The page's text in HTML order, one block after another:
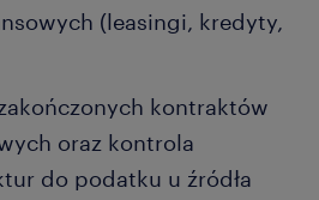
(leasingi, kredyty,
kontraktów
oraz kontrola
do podatku u źródła